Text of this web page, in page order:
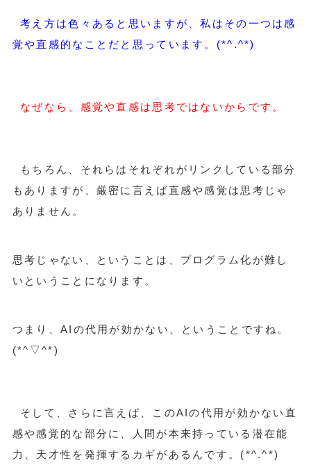
考え方は色々あると思いますが、私はその一つは感
覚や直感的なことだと思っています。(*^.^*)
なぜなら、感覚や直感は思考ではないからです。
もちろん、それらはそれぞれがリンクしている部分
もありますが、厳密に言えば直感や感覚は思考じゃ
ありません。
思考じゃない、ということは、プログラム化が難し
いということになります。
つまり、AIの代用が効かない、ということですね。
(*^▽^*)
そして、さらに言えば、このAIの代用が効かない直
感や感覚的な部分に、人間が本来持っている潜在能
力、天才性を発揮するカギがあるんです。(*^.^*)